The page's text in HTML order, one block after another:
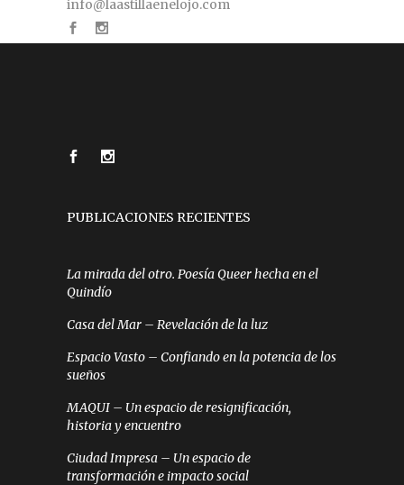
info@laastillaenelojo.com
PUBLICACIONES RECIENTES
La mirada del otro. Poesía Queer hecha en el
Quindío
Casa del Mar – Revelación de la luz
Espacio Vasto – Confiando en la potencia de los
sueños
MAQUI – Un espacio de resignificación,
historia y encuentro
Ciudad Impresa – Un espacio de
transformación e impacto social